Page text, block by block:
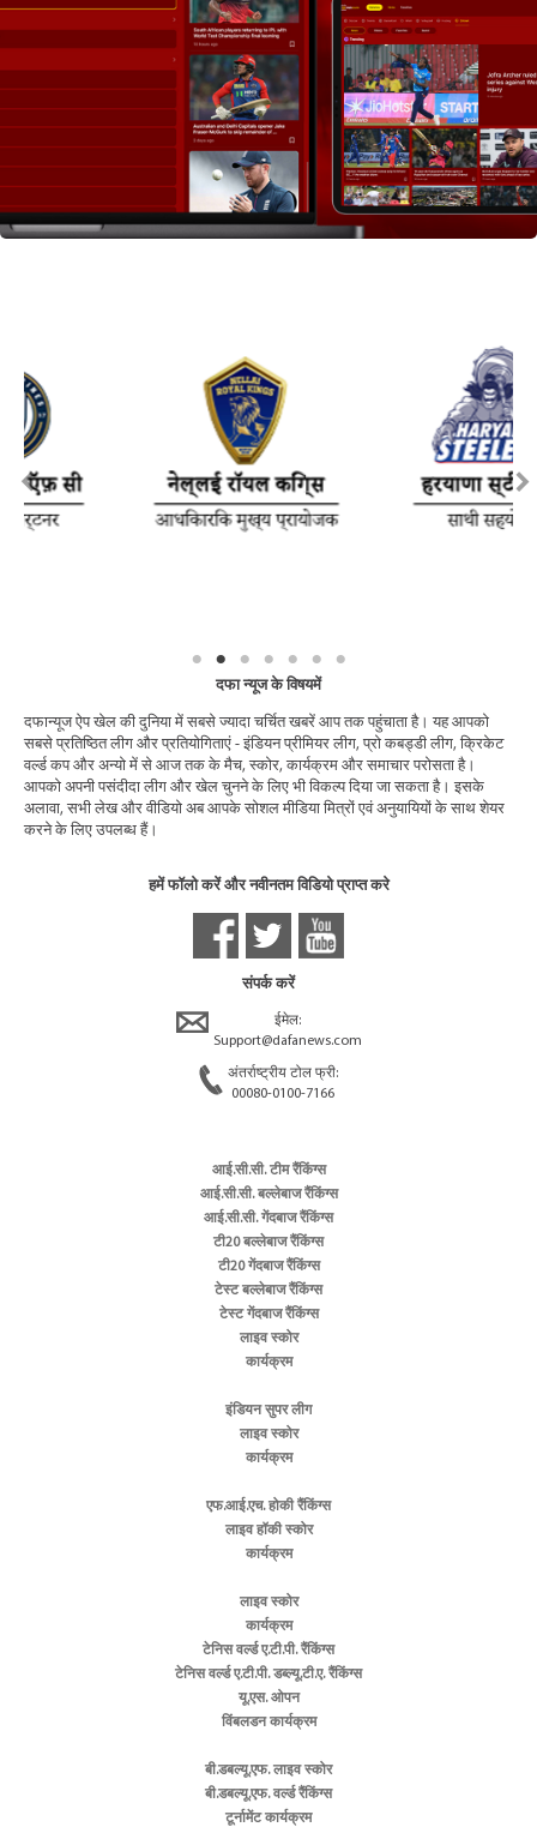
दफा न्यूज के विषयमें
दफान्यूज ऐप खेल की दुनिया में सबसे ज्यादा चर्चित खबरें आप तक पहुंचाता है। यह आपको
सबसे प्रतिष्ठित लीग और प्रतियोगिताएं - इंडियन प्रीमियर लीग, प्रो कबड्डी लीग, क्रिकेट
वर्ल्ड कप और अन्यो में से आज तक के मैच, स्कोर, कार्यक्रम और समाचार परोसता है।
आपको अपनी पसंदीदा लीग और खेल चुनने के लिए भी विकल्प दिया जा सकता है। इसके
अलावा, सभी लेख और वीडियो अब आपके सोशल मीडिया मित्रों एवं अनुयायियों के साथ शेयर
करने के लिए उपलब्ध हैं।
हमें फॉलो करें और नवीनतम विडियो प्राप्त करे
संपर्क करें
ईमेल:
Support@dafanews.com
अंतर्राष्ट्रीय टोल फ्री:
00080-0100-7166
आई.सी.सी. टीम रैंकिंग्स
आई.सी.सी. बल्लेबाज रैंकिंग्स
आई.सी.सी. गेंदबाज रैंकिंग्स
टी20 बल्लेबाज रैंकिंग्स
टी20 गेंदबाज रैंकिंग्स
टेस्ट बल्लेबाज रैंकिंग्स
टेस्ट गेंदबाज रैंकिंग्स
लाइव स्कोर
कार्यक्रम
इंडियन सुपर लीग
लाइव स्कोर
कार्यक्रम
एफ.आई.एच. होकी रैंकिंग्स
लाइव हॉकी स्कोर
कार्यक्रम
लाइव स्कोर
कार्यक्रम
टेनिस वर्ल्ड ए.टी.पी. रैंकिंग्स
टेनिस वर्ल्ड ए.टी.पी. डब्ल्यू.टी.ए. रैंकिंग्स
यू.एस. ओपन
विंबलडन कार्यक्रम
बी.डबल्यू.एफ. लाइव स्कोर
बी.डबल्यू.एफ. वर्ल्ड रैंकिंग्स
टूर्नामेंट कार्यक्रम